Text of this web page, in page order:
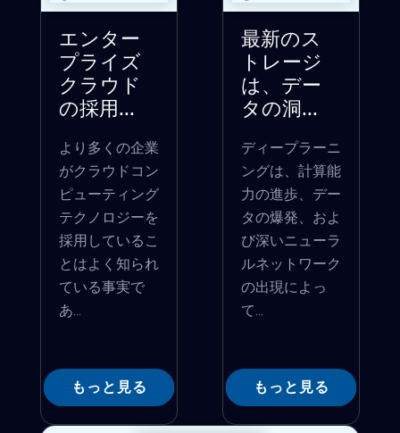
エンター
プライズ
クラウド
の採用...
より多くの企業
がクラウドコン
ピューティング
テクノロジーを
採用しているこ
とはよく知られ
ている事実で
あ...
もっと見る
最新のス
トレージ
は、デー
タの洞...
ディープラーニ
ングは、計算能
力の進歩、デー
タの爆発、およ
び深いニューラ
ルネットワーク
の出現によっ
て...
もっと見る